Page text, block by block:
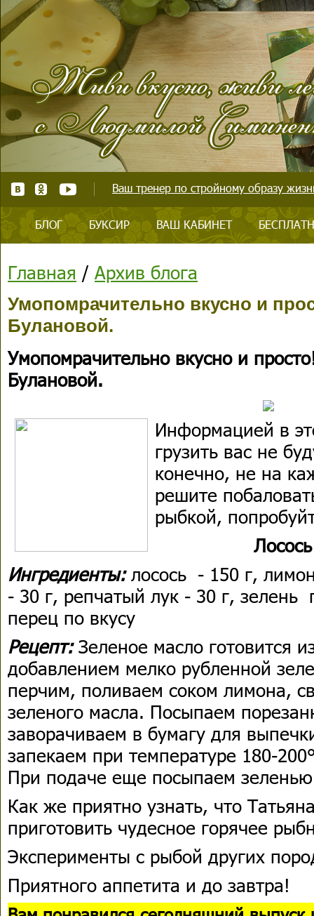
Ваш тренер по стройному образу
БЛОГ БУКСИР ВАШ КАБИНЕТ
Главная / Архив блога
Умопомрачительно вкусно и
Булановой.
Умопомрачительно вкусно и
Булановой.
Информацией в
грузить вас не
конечно, не на
решите
рыбкой,
Ингредиенты:лосось - 150 г,
- 30 г, репчатый лук - 30 г, зелень
перец по вкусу
Рецепт:Зеленое масло готовится
добавлением мелко рубленной
перчим, поливаем соком лимона,
зеленого масла. Посыпаем
заворачиваем в бумагу для
запекаем при температуре 180-
При подаче еще посыпаем
Как же приятно узнать, что
приготовить чудесное горячее
Эксперименты с рыбой других
Приятного аппетита и до завтра!